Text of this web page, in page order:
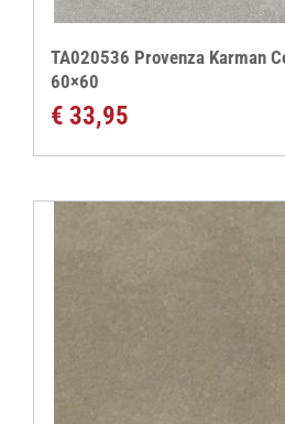
TA020536 Provenza Karman
60×60
€ 33,95